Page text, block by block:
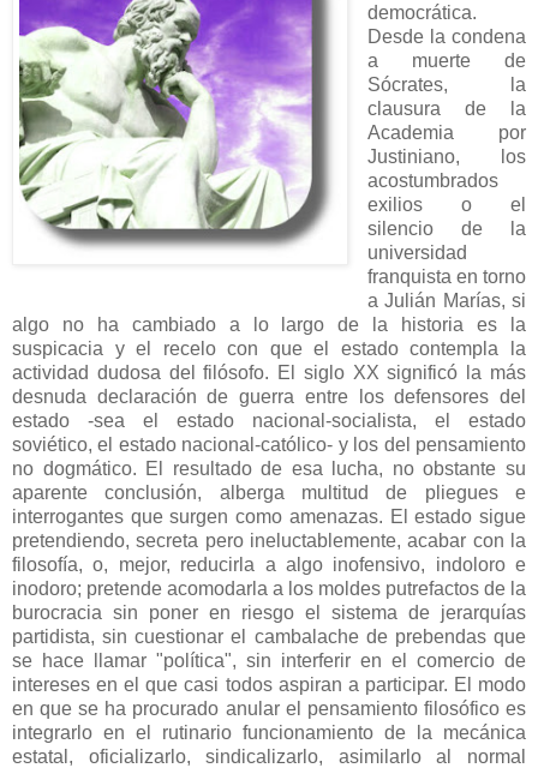
democrática.
Desde la condena
a muerte de
Sócrates, la
clausura de la
Academia por
Justiniano, los
acostumbrados
exilios o el
silencio de la
universidad
franquista en torno
a Julián Marías, si
algo no ha cambiado a lo largo de la historia es la
suspicacia y el recelo con que el estado contempla la
actividad dudosa del filósofo. El siglo XX significó la más
desnuda declaración de guerra entre los defensores del
estado -sea el estado nacional-socialista, el estado
soviético, el estado nacional-católico- y los del pensamiento
no dogmático. El resultado de esa lucha, no obstante su
aparente conclusión, alberga multitud de pliegues e
interrogantes que surgen como amenazas. El estado sigue
pretendiendo, secreta pero ineluctablemente, acabar con la
filosofía, o, mejor, reducirla a algo inofensivo, indoloro e
inodoro; pretende acomodarla a los moldes putrefactos de la
burocracia sin poner en riesgo el sistema de jerarquías
partidista, sin cuestionar el cambalache de prebendas que
se hace llamar "política", sin interferir en el comercio de
intereses en el que casi todos aspiran a participar. El modo
en que se ha procurado anular el pensamiento filosófico es
integrarlo en el rutinario funcionamiento de la mecánica
estatal, oficializarlo, sindicalizarlo, asimilarlo al normal